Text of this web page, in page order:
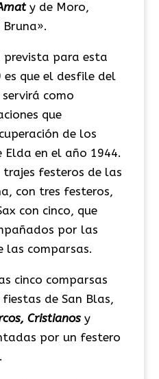
y de Moro,
Bruna».
prevista para esta
es que el desfile del
como
que
de los
Elda en el año 1944.
festeros de las
con tres festeros,
con cinco, que
por las
las comparsas.
cinco comparsas
de San Blas,
Cristianosy
por un festero